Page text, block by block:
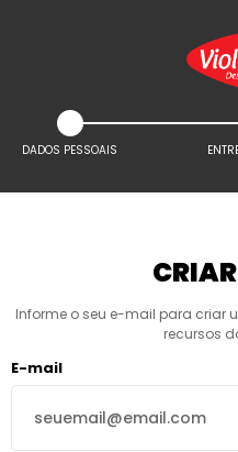
DADOS PESSOAIS
CRIAR
Informe o seu e-mail para criar
recursos
E-mail